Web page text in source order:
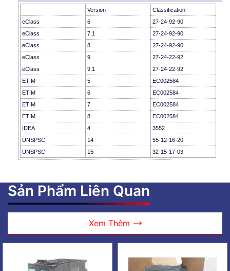
Version
Classification
eClass
6
27-24-92-90
eClass
7.1
27-24-92-90
eClass
8
27-24-92-90
eClass
9
27-24-22-92
eClass
9.1
27-24-22-92
ETIM
5
EC002584
ETIM
6
EC002584
ETIM
7
EC002584
ETIM
8
EC002584
IDEA
4
3552
UNSPSC
14
55-12-16-20
UNSPSC
15 32-15-17-03
Sản Phẩm Liên Quan
Xem Thêm